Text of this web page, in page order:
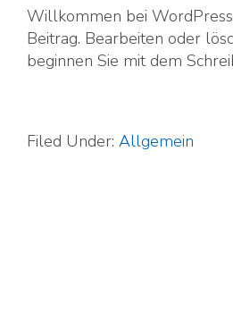
Willkommen bei
Beitrag. Bearbeiten oder
beginnen Sie mit dem
Filed Under: Allgemein